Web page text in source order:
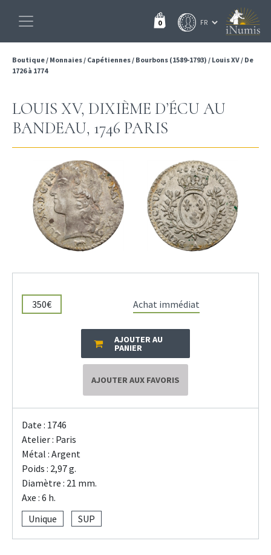
0
Boutique/ Monnaies/ Capétiennes/ Bourbons (1589-1793) / Louis XV/ De
1726 à 1774
LOUIS XV, DIXIÈME D’ÉCU AU
BANDEAU, 1746 PARIS
350€ Achat immédiat
AJOUTER AU
PANIER
AJOUTER AUX FAVORIS
Date : 1746
Atelier : Paris
Métal : Argent
Poids : 2,97 g.
Diamètre : 21 mm.
Axe : 6 h.
Unique
SUP